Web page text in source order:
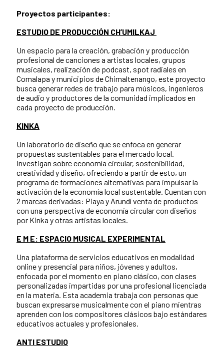
Proyectos participantes:
ESTUDIO DE PRODUCCIÓN CH’UMILKAJ
Un espacio para la creación, grabación y producción
profesional de canciones a artistas locales, grupos
musicales, realización de podcast, spot radiales en
Comalapa y municipios de Chimaltenango, este proyecto
busca generar redes de trabajo para músicos, ingenieros
de audio y productores de la comunidad implicados en
cada proyecto de producción.
KINKA
Un laboratorio de diseño que se enfoca en generar
propuestas sustentables para el mercado local.
Investigan sobre economía circular, sostenibilidad,
creatividad y diseño, ofreciendo a partir de esto, un
programa de formaciones alternativas para impulsar la
activación de la economía local sustentable. Cuentan con
2 marcas derivadas: Piaya y Arundí venta de productos
con una perspectiva de economía circular con diseños
por Kinka y otras artistas locales.
E M E: ESPACIO MUSICAL EXPERIMENTAL
Una plataforma de servicios educativos en modalidad
online y presencial para niños, jóvenes y adultos,
enfocada por el momento en piano clásico, con clases
personalizadas impartidas por una profesional licenciada
en la materia. Esta academia trabaja con personas que
buscan expresarse musicalmente con el piano mientras
aprenden con los compositores clásicos bajo estándares
educativos actuales y profesionales.
ANTI ESTUDIO